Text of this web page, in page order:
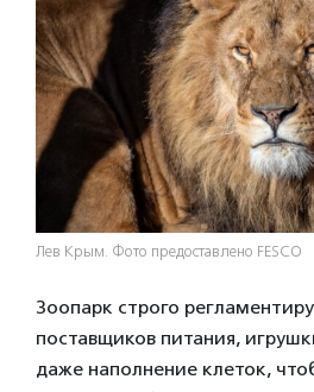
Лев Крым. Фото предоставлено FESCO
Зоопарк строго
поставщиков питания,
даже наполнение клеток,